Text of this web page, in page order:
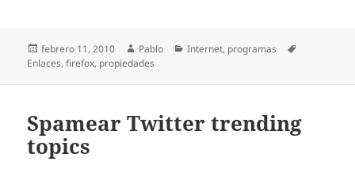
Publicado
el
febrero 11, 2010 Autor
Pablo Categorías
Internet, programas
Enlaces,firefox, propiedades
Spamear Twitter trending
topics